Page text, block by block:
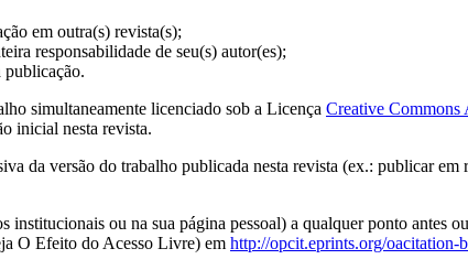
em outra(s) revista(s);
responsabilidade de seu(s) autor(es);
publicação.
simultaneamente licenciado sob a Licença Creative
inicial nesta revista.
da versão do trabalho publicada nesta revista (ex.: publicar
institucionais ou na sua página pessoal) a qualquer ponto antes
O Efeito do Acesso Livre) em http://opcit.eprints.org/oacitation-